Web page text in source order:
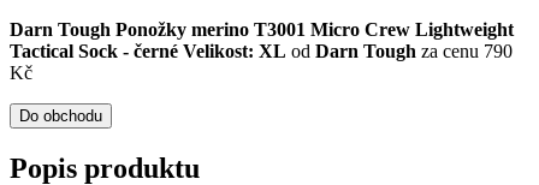
Darn Tough Ponožky merino T3001 Micro Crew Lightweight
Tactical Sock - černé Velikost: XL od Darn Tough za cenu 790
Kč
Do obchodu
Popis produktu